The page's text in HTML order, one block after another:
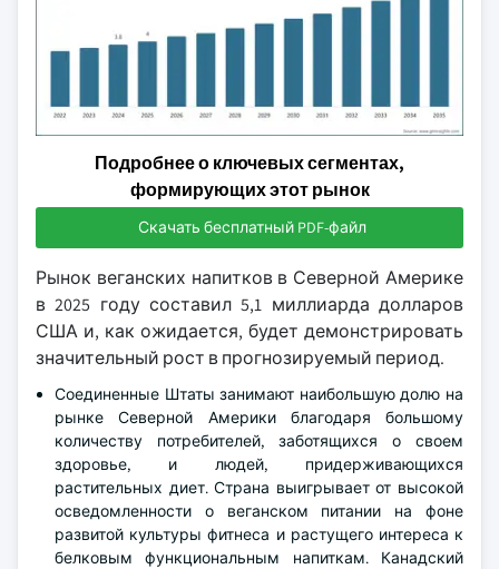
Подробнее о ключевых сегментах,
формирующих этот рынок
Скачать бесплатный PDF-файл
Рынок веганских напитков в Северной Америке
в 2025 году составил 5,1 миллиарда долларов
США и, как ожидается, будет демонстрировать
значительный рост в прогнозируемый период.
Соединенные Штаты занимают наибольшую долю на
рынке Северной Америки благодаря большому
количеству потребителей, заботящихся о своем
здоровье, и людей, придерживающихся
растительных диет. Страна выигрывает от высокой
осведомленности о веганском питании на фоне
развитой культуры фитнеса и растущего интереса к
белковым функциональным напиткам. Канадский